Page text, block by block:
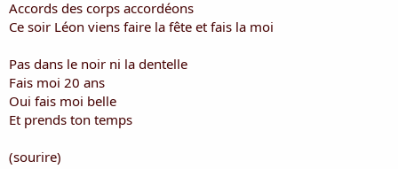
Accords des corps accordéons
Ce soir Léon viens faire la fête et fais la moi
Pas dans le noir ni la dentelle
Fais moi 20 ans
Oui fais moi belle
Et prends ton temps
(sourire)